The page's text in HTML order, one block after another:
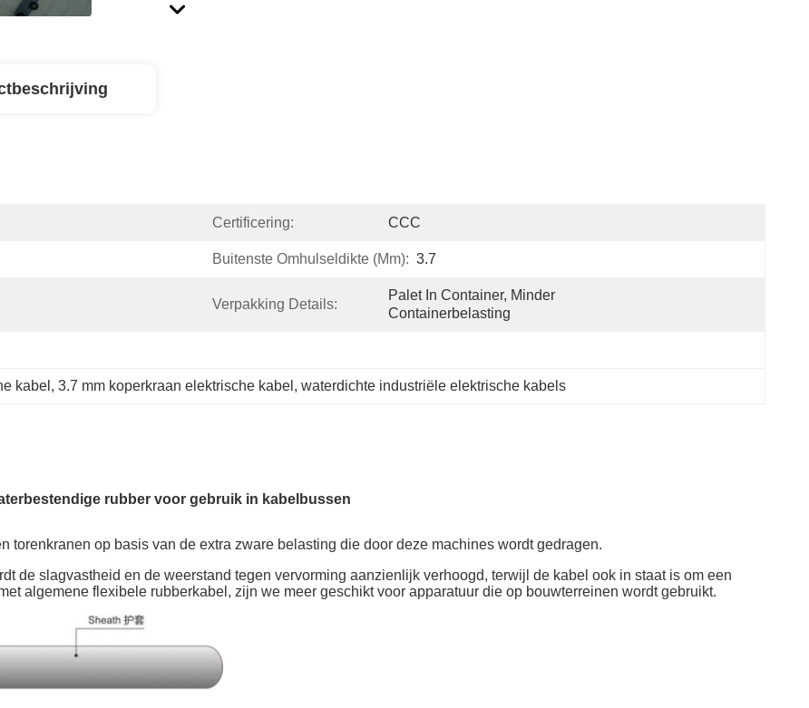
Certificering: CCC
Buitenste Omhulseldikte (mm): 3.7
Verpakking Details:
Palet In Container, Minder
Containerbelasting
kabel , 3.7 mm koperkraan elektrische kabel , waterdichte industriële elektrische kabels
rubber voor gebruik in kabelbussen
torenkranen op basis van de extra zware belasting die door deze machines wordt gedragen.
de slagvastheid en de weerstand tegen vervorming aanzienlijk verhoogd, terwijl de kabel ook in staat is om een
algemene flexibele rubberkabel, zijn we meer geschikt voor apparatuur die op bouwterreinen wordt gebruikt.